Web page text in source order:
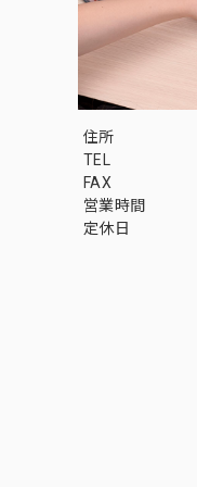
住所
TEL
FAX
営業時間
定休日